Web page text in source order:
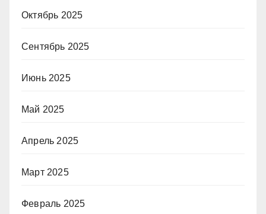
Октябрь 2025
Сентябрь 2025
Июнь 2025
Май 2025
Апрель 2025
Март 2025
Февраль 2025